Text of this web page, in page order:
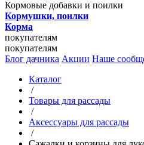
Кормовые добавки и поилки
Кормушки, поилки
Корма
покупателям
покупателям
Блог дачника Акции Наше
Каталог
/
Товары для рассады
/
Аксессуары для рассады
/